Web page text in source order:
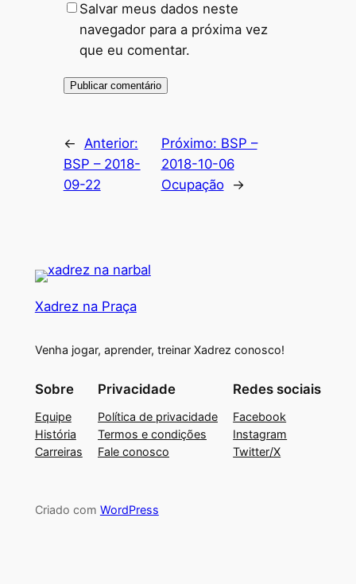
Salvar meus dados neste
navegador para a próxima vez
que eu comentar.
← Anterior:
BSP – 2018-
09-22
Próximo: BSP –
2018-10-06
Ocupação
→
Xadrez na Praça
Venha jogar, aprender, treinar Xadrez conosco!
Sobre
Equipe
História
Carreiras
Privacidade
Política de privacidade
Termos e condições
Fale conosco
Redes sociais
Facebook
Instagram
Twitter/X
Criado com WordPress